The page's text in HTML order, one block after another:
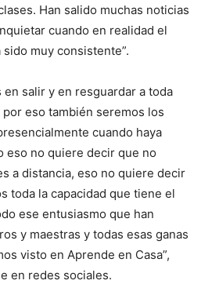
Han salido muchas noticias
cuando en realidad el
muy consistente”.
en salir y en resguardar a toda
eso también seremos los
cuando haya
eso no quiere decir que no
a distancia, eso no quiere decir
toda la capacidad que tiene el
ese entusiasmo que han
y maestras y todas esas ganas
visto en Aprende en Casa”,
en redes sociales.